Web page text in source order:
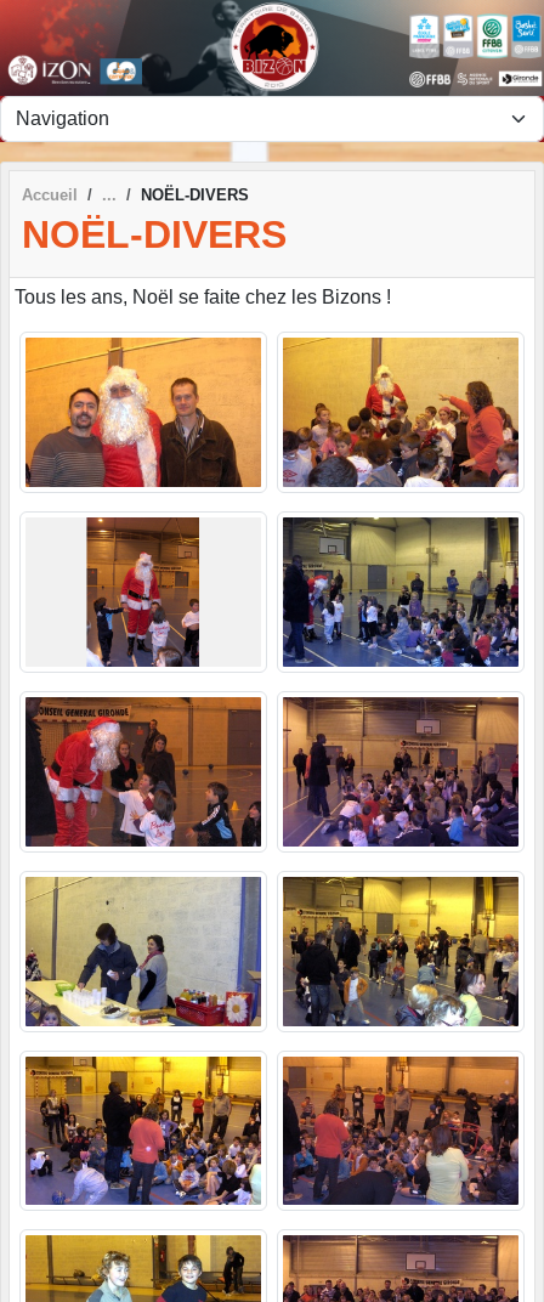
Accueil NOËL-DIVERS
NOËL-DIVERS
Tous les ans, Noël se faite chez les Bizons !
Panneau de gestion des cookies